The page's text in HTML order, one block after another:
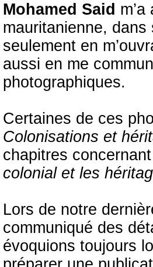
Mohamed Said
mauritanienne,
seulement en
aussi en me
photographiques.
Certaines de ces
Colonisations et
chapitres
colonial et les
Lors de notre
communiqué des
évoquions toujours